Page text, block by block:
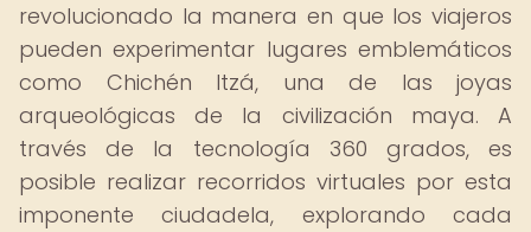
revolucionado la manera en que los viajeros
pueden experimentar lugares emblemáticos
como Chichén Itzá, una de las joyas
arqueológicas de la civilización maya. A
través de la tecnología 360 grados, es
posible realizar recorridos virtuales por esta
imponente ciudadela, explorando cada